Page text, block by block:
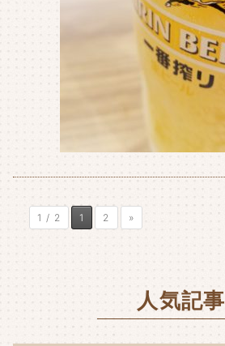
1 / 2 1 2 »
人気記事